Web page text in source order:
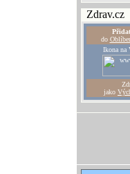
Zdrav.cz
Přidat
do
Ikona na
jako